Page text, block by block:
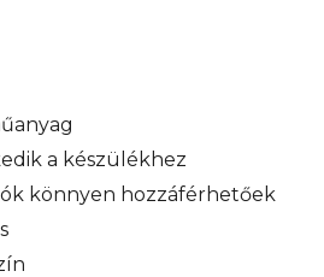
a készülékhez
könnyen hozzáférhetőek